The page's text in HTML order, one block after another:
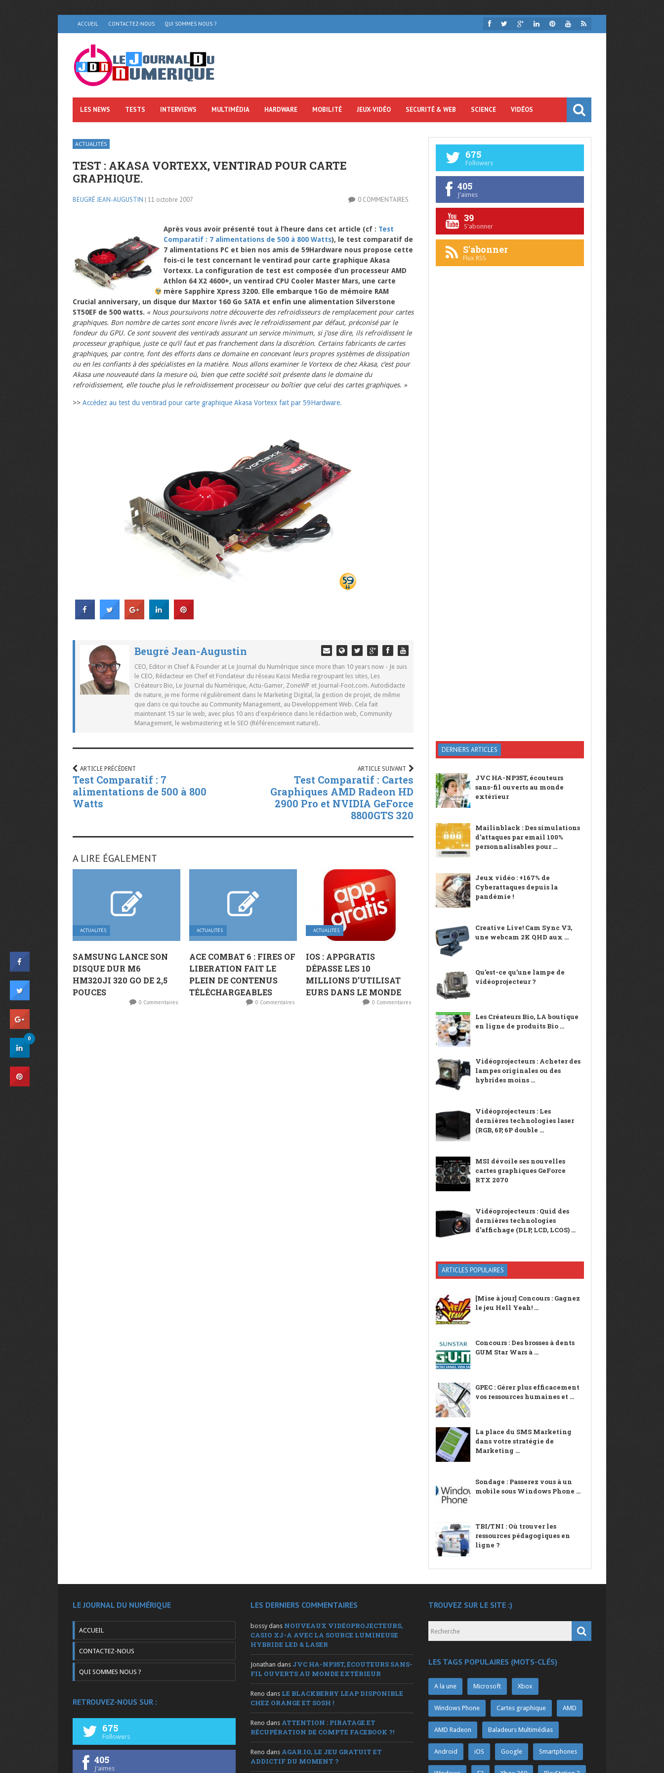
ACCUEIL CONTACTEZ-NOUS QUI SOMMES NOUS ?
LES NEWS TESTS INTERVIEWS MULTIMÉDIA HARDWARE MOBILITÉ JEUX-VIDÉO SECURITÉ & WEB SCIENCE VIDÉOS
ACTUALITÉS
TEST : AKASA VORTEXX, VENTIRAD POUR CARTE
GRAPHIQUE.
BEUGRÉ JEAN-AUGUSTIN | 11 octobre 2007 0 COMMENTAIRES
Après vous avoir présenté tout à l’heure dans cet article (cf : Test
Comparatif : 7 alimentations de 500 à 800 Watts), le test comparatif de
7 alimentations PC et bien nos amis de 59Hardware nous propose cette
fois-ci le test concernant le ventirad pour carte graphique Akasa
Vortexx. La configuration de test est composée d’un processeur AMD
Athlon 64 X2 4600+, un ventirad CPU Cooler Master Mars, une carte
mère Sapphire Xpress 3200. Elle embarque 1Go de mémoire RAM
Crucial anniversary, un disque dur Maxtor 160 Go SATA et enfin une alimentation Silverstone
ST50EF de 500 watts. « Nous poursuivons notre découverte des refroidisseurs de remplacement pour cartes
graphiques. Bon nombre de cartes sont encore livrés avec le refroidissement par défaut, préconisé par le
fondeur du GPU. Ce sont souvent des ventirads assurant un service minimum, si j’ose dire, ils refroidissent le
processeur graphique, juste ce qu’il faut et pas franchement dans la discrétion. Certains fabricants de cartes
graphiques, par contre, font des efforts dans ce domaine en concevant leurs propres systèmes de dissipation
ou en les confiants à des spécialistes en la matière. Nous allons examiner le Vortexx de chez Akasa, c’est pour
Akasa une nouveauté dans la mesure où, bien que cette société soit présente dans le domaine du
refroidissement, elle touche plus le refroidissement processeur ou boîtier que celui des cartes graphiques. »
>> Accédez au test du ventirad pour carte graphique Akasa Vortexx fait par 59Hardware.
Beugré Jean-Augustin
CEO, Editor in Chief & Founder at Le Journal du Numérique since more than 10 years now - Je suis
le CEO, Rédacteur en Chef et Fondateur du réseau Kassi Media regroupant les sites, Les
Créateurs Bio, Le Journal du Numérique, Actu-Gamer, ZoneWP et Journal-Foot.com. Autodidacte
de nature, je me forme régulièrement dans le Marketing Digital, la gestion de projet, de même
que dans ce qui touche au Community Management, au Developpement Web. Cela fait
maintenant 15 sur le web, avec plus 10 ans d'expérience dans le rédaction web, Community
Management, le webmastering et le SEO (Référencement naturel).
ARTICLE PRÉCÉDENT
Test Comparatif : 7
alimentations de 500 à 800
Watts
ARTICLE SUIVANT
Test Comparatif : Cartes
Graphiques AMD Radeon HD
2900 Pro et NVIDIA GeForce
8800GTS 320
A LIRE ÉGALEMENT
ACTUALITÉS
SAMSUNG LANCE SON
DISQUE DUR M6
HM320JI 320 GO DE 2,5
POUCES
0 Commentaires
ACTUALITÉS
ACE COMBAT 6 : FIRES OF
LIBERATION FAIT LE
PLEIN DE CONTENUS
TÉLÉCHARGEABLES
0 Commentaires
ACTUALITÉS
IOS : APPGRATIS
DÉPASSE LES 10
MILLIONS D’UTILISAT​
EURS DANS LE MONDE
0 Commentaires
675
Followers
405
J'aimes
39
S'abonner
S'abonner
Flux RSS
DERNIERS ARTICLES
JVC HA-NP35T, écouteurs
sans-fil ouverts au monde
extérieur
Mailinblack : Des simulations
d’attaques par email 100%
personnalisables pour ...
Jeux vidéo : +167% de
Cyberattaques depuis la
pandémie !
Creative Live! Cam Sync V3,
une webcam 2K QHD aux ...
Qu’est-ce qu’une lampe de
vidéoprojecteur ?
Les Créateurs Bio, LA boutique
en ligne de produits Bio ...
Vidéoprojecteurs : Acheter des
lampes originales ou des
hybrides moins ...
Vidéoprojecteurs : Les
dernières technologies laser
(RGB, 6P, 6P double ...
MSI dévoile ses nouvelles
cartes graphiques GeForce
RTX 2070
Vidéoprojecteurs : Quid des
dernières technologies
d’affichage (DLP, LCD, LCOS) ...
ARTICLES POPULAIRES
[Mise à jour] Concours : Gagnez
le jeu Hell Yeah! ...
Concours : Des brosses à dents
GUM Star Wars à ...
GPEC : Gérer plus efficacement
vos ressources humaines et ...
La place du SMS Marketing
dans votre stratégie de
Marketing ...
Sondage : Passerez vous à un
mobile sous Windows Phone ...
TBI/TNI : Où trouver les
ressources pédagogiques en
ligne ?
LE JOURNAL DU NUMÉRIQUE
ACCUEIL
CONTACTEZ-NOUS
QUI SOMMES NOUS ?
RETROUVEZ-NOUS SUR :
675
Followers
405
J'aimes
LES DERNIERS COMMENTAIRES
bossy dans NOUVEAUX VIDÉOPROJECTEURS,
CASIO XJ-A AVEC LA SOURCE LUMINEUSE
HYBRIDE LED & LASER
Jonathan dans JVC HA-NP35T, ÉCOUTEURS SANS-
FIL OUVERTS AU MONDE EXTÉRIEUR
Reno dans LE BLACKBERRY LEAP DISPONIBLE
CHEZ ORANGE ET SOSH !
Reno dans ATTENTION : PIRATAGE ET
RÉCUPÉRATION DE COMPTE FACEBOOK ?!
Reno dans AGAR.IO, LE JEU GRATUIT ET
ADDICTIF DU MOMENT ?
TROUVEZ SUR LE SITE :)
LES TAGS POPULAIRES (MOTS-CLÉS)
A la une Microsoft Xbox
Windows Phone Cartes graphique AMD
AMD Radeon Baladeurs Multimédias
Android iOS Google Smartphones
0